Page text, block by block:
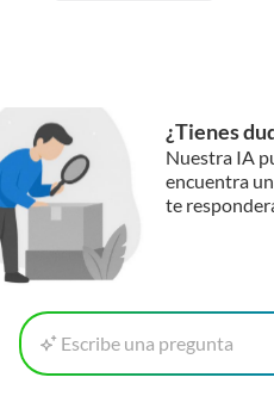
¿Tienes
Nuestra IA
encuentra
te
Escribe una pregunta